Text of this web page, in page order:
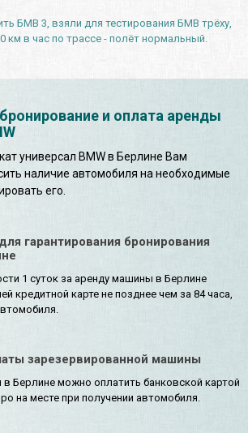
и оплата аренды
универсал BMW в Берлине Вам
наличие автомобиля на необходимые
его.
гарантирования бронирования
1 суток за аренду машины в Берлине
кредитной карте не позднее чем за 84 часа,
зарезервированной машины
Берлине можно оплатить банковской картой
на месте при получении автомобиля.
БМВ 3, взяли для тестирования БМВ трёху,
км в час по трассе - полёт нормальный.